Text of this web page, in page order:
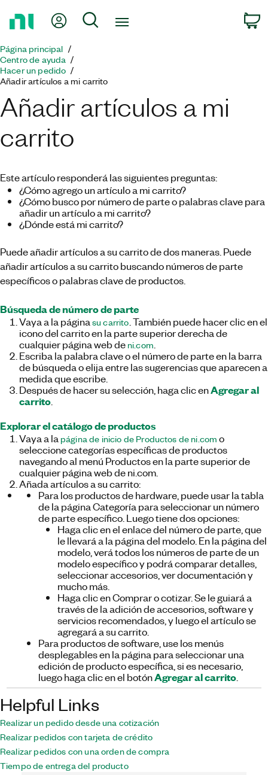
página
principal
Mi cuentaBúsqueda
Página principal
Centro de ayuda
Hacer un pedido
Añadir artículos a mi carrito
Añadir artículos a mi
carrito
Este artículo responderá las siguientes preguntas:
¿Cómo agrego un artículo a mi carrito?
¿Cómo busco por número de parte o palabras clave para
añadir un artículo a mi carrito?
¿Dónde está mi carrito?
Puede añadir artículos a su carrito de dos maneras. Puede
añadir artículos a su carrito buscando números de parte
específicos o palabras clave de productos.
Búsqueda de número de parte
Vaya a la página su carrito . También puede hacer clic en el
icono del carrito en la parte superior derecha de
cualquier página web de ni.com
Escriba la palabra clave o el número de parte en la barra
de búsqueda o elija entre las sugerencias que aparecen a
medida que escribe.
Después de hacer su selección, haga clic enAgregar al
carrito
Explorar el catálogo de productos
Vaya a la página de inicio de Productos de ni.com o
seleccione categorías específicas de productos
navegando al menú Productos en la parte superior de
cualquier página web de ni.com.
Añada artículos a su carrito:
Para los productos de hardware, puede usar la tabla
de la página Categoría para seleccionar un número
de parte específico. Luego tiene dos opciones:
Haga clic en el enlace del número de parte, que
le llevará a la página del modelo. En la página del
modelo, verá todos los números de parte de un
modelo específico y podrá comparar detalles,
seleccionar accesorios, ver documentación y
mucho más.
Haga clic enComprar o cotizar. Se le guiará a
través de la adición de accesorios, software y
servicios recomendados, y luego el artículo se
agregará a su carrito.
Para productos de software, use los menús
desplegables en la página para seleccionar una
edición de producto específica, si es necesario,
luego haga clic en el botónAgregar al carrito
Helpful Links
Realizar un pedido desde una cotización
Realizar pedidos con tarjeta de crédito
Realizar pedidos con una orden de compra
Tiempo de entrega del producto